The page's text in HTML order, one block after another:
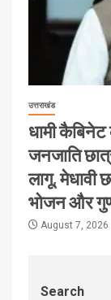
उत्तराखंड
धामी
जनजाति
लागू, मेधावी
भोजन और
August 7, 2026
Search